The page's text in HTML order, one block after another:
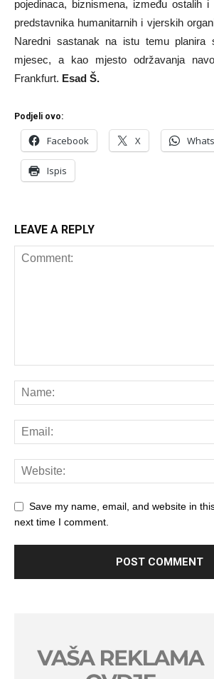
pojedinaca, biznismena, između ostalih i
predstavnika humanitarnih i vjerskih
Naredni sastanak na istu temu
mjesec, a kao mjesto održavanja
Frankfurt. Esad Š.
Podjeli ovo:
Facebook X
Ispis
LEAVE A REPLY
Save my name, email, and website in
next time I comment.